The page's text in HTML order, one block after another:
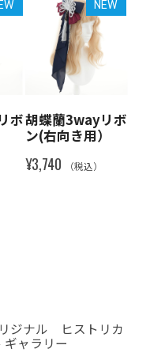
ボ
NEW
胡蝶蘭3wayリボ
ン(右向き用）
¥3,740 （税込）
ジナル ヒストリカ
ギャラリー